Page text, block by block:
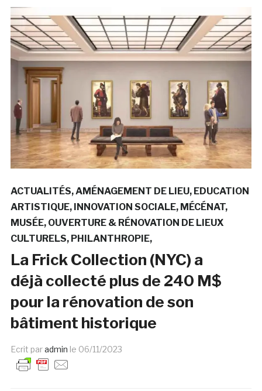
ACTUALITÉS AMÉNAGEMENT DE LIEU EDUCATION
ARTISTIQUE INNOVATION SOCIALE MÉCÉNAT
MUSÉE OUVERTURE & RÉNOVATION DE LIEUX
CULTURELS PHILANTHROPIE
La Frick Collection (NYC) a
déjà collecté plus de 240 M$
pour la rénovation de son
bâtiment historique
Ecrit paradmin le 06/11/2023